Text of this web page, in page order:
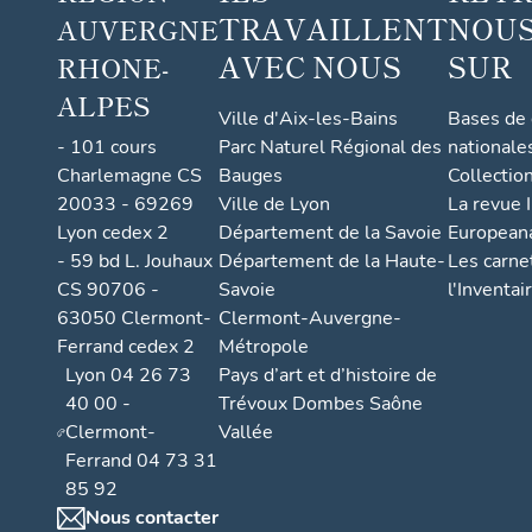
b,
actuell
ement
logeme
nt
AUVERGNE
RHONE-
ALPES
- 101 cours
Charlemagne CS
20033 - 69269
Lyon cedex 2
- 59 bd L. Jouhaux
CS 90706 -
63050 Clermont-
Ferrand cedex 2
Lyon 04 26 73
40 00 -
Clermont-
Ferrand 04 73 31
85 92
Nous contacter
TRAVAILLENT
AVEC NOUS
Ville d'Aix-les-Bains
Parc Naturel Régional des
Bauges
Ville de Lyon
Département de la Savoie
Département de la Haute-
Savoie
Clermont-Auvergne-
Métropole
Pays d’art et d’histoire de
Trévoux Dombes Saône
Vallée
SUR
Bases
La revue
Les